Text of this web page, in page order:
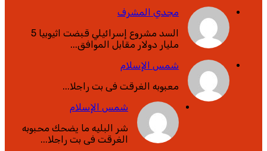
مجدي المشرف
السد مشروع إسرائيلي قبضت اثيوبيا 5
مليار دولار مقابل الموافق...
شمس الإسلام
معبوبه الغرقت فى بت راجلا...
شمس الإسلام
شر البليه ما يضحك محبوبه
الغرقت فى بت راجلا...